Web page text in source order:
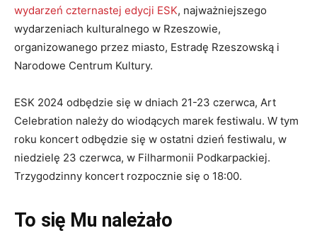
wydarzeń czternastej edycji ESK, najważniejszego
wydarzeniach kulturalnego w Rzeszowie,
organizowanego przez miasto, Estradę Rzeszowską i
Narodowe Centrum Kultury.
ESK 2024 odbędzie się w dniach 21-23 czerwca, Art
Celebration należy do wiodących marek festiwalu. W tym
roku koncert odbędzie się w ostatni dzień festiwalu, w
niedzielę 23 czerwca, w Filharmonii Podkarpackiej.
Trzygodzinny koncert rozpocznie się o 18:00.
To się Mu należało